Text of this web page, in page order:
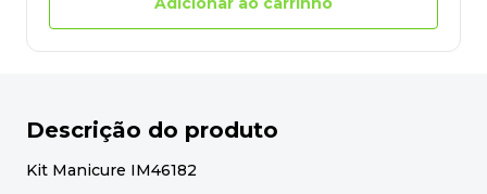
Descrição do produto
Kit Manicure IM46182